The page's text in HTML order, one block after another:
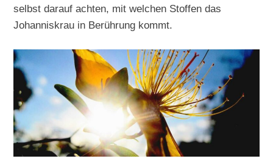
selbst darauf achten, mit welchen Stoffen das
Johanniskrau in Berührung kommt.